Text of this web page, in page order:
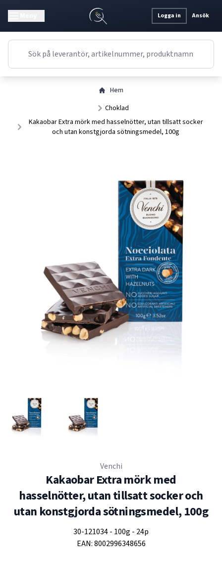
Logga in Ansök
Hem
Choklad
Kakaobar Extra mörk med hasselnötter, utan tillsatt socker
och utan konstgjorda sötningsmedel, 100g
Venchi
Kakaobar Extra mörk med
hasselnötter, utan tillsatt socker och
utan konstgjorda sötningsmedel, 100g
30-121034- 100g - 24p
EAN:8002996348656